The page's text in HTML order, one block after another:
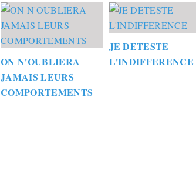
ON N'OUBLIERA
JAMAIS LEURS
COMPORTEMENTS
JE DETESTE
L'INDIFFERENCE